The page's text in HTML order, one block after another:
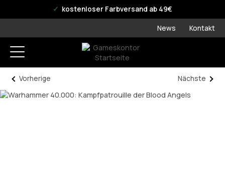
offizieller WPN Storekostenloser Farbversand ab 49€
News Kontakt
Vorherige Nächste